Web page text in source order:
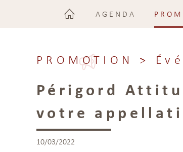
AGENDA
PROMOTION >
Périgord
votre
10/03/2022